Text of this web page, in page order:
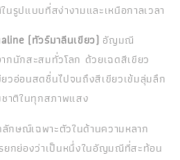
รูปแบบที่สง่างามและเหนือกาลเวลา
(ทัวร์มาลีนเขียว) อัญมณี
กนักสะสมทั่วโลก ด้วยเฉดสีเขียว
วอ่อนสดชื่นไปจนถึงสีเขียวเข้มลุ่มลึก
ชาติในทุกสภาพแสง
ษณ์เฉพาะตัวในด้านความหลาก
ยกย่องว่าเป็นหนึ่งในอัญมณีที่สะท้อน